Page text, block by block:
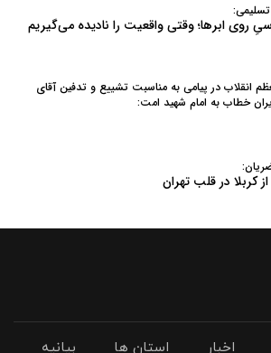
تسلیمی:
روی ابرها؛ وقتی واقعیت را نادیده می‌گیریم
انقلاب در پیامی به‌ مناسبت تشییع و تدفین آقای
خطاب به امام شهید امت:
کربلا در قلب تهران
اخبار استان ها بیانیه